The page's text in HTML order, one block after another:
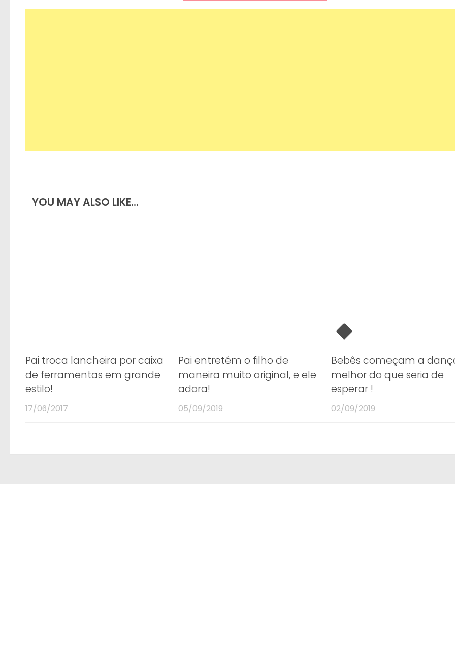
https://www.facebook.com/ellentv/videos/624262174448038/
YOU MAY ALSO LIKE...
Pai troca lancheira por caixa
de ferramentas em grande
estilo!
17/06/2017
Pai entretém o filho de
maneira muito original, e ele
adora!
05/09/2019
Bebês começam a
melhor do que seria de
esperar !
02/09/2019